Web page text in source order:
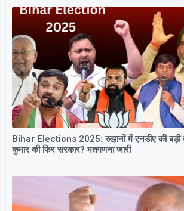
Bihar Elections 2025: रुझानों में एनडीए की बड़ी
कुमार की फिर सरकार? मतगणना जारी